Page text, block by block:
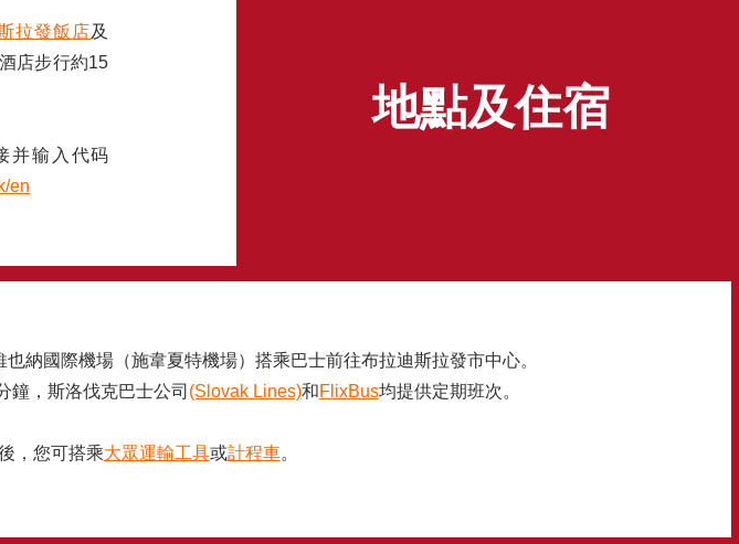
拉發飯店及
店步行約15
并输入代码
en
地點及住宿
也納國際機場（施韋夏特機場）搭乘巴士前往布拉迪斯拉發市中心。
鐘，斯洛伐克巴士公司 (Slovak Lines)和FlixBus均提供定期班次。
，您可搭乘大眾運輸工具或計程車。